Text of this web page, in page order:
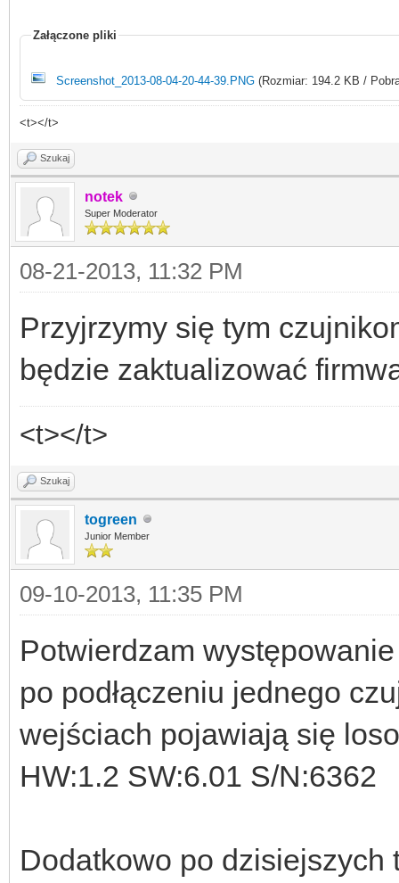
Załączone pliki
Screenshot_2013-08-04-20-44-39.PNG (Rozmiar: 194.2 KB /
<t></t>
Szukaj
notek
Super Moderator
08-21-2013, 11:32 PM
Przyjrzymy się tym
będzie zaktualizować
<t></t>
Szukaj
togreen
Junior Member
09-10-2013, 11:35 PM
Potwierdzam
po podłączeniu jednego
wejściach pojawiają się
HW:1.2 SW:6.01 S/N:6362
Dodatkowo po dzisiejszych